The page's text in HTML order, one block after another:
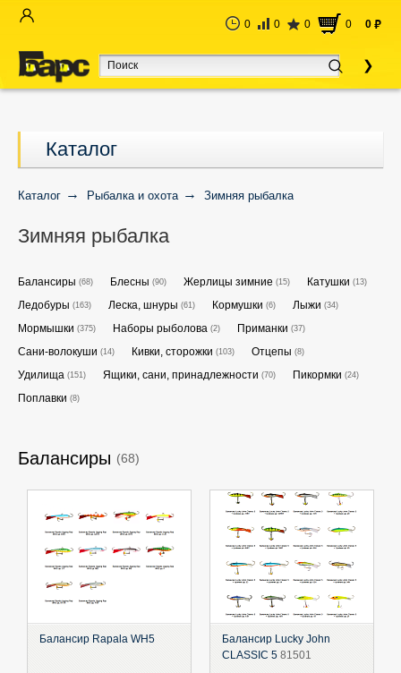
0 0 0 0 0 руб
Каталог
Каталог Рыбалка и охота Зимняя рыбалка
Зимняя рыбалка
Балансиры (68) Блесны (90) Жерлицы зимние (15) Катушки (13)
Ледобуры (163) Леска, шнуры (61) Кормушки (6) Лыжи (34)
Мормышки (375) Наборы рыболова (2) Приманки (37)
Сани-волокуши (14) Кивки, сторожки (103) Отцепы (8)
Удилища (151) Ящики, сани, принадлежности (70) Пикормки (24)
Поплавки (8)
Балансиры (68)
Балансир Rapala WH5
Балансир Lucky John
CLASSIC 5 81501